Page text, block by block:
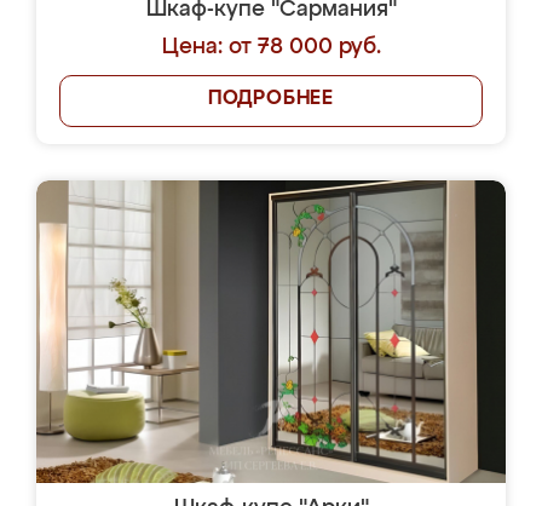
Шкаф-купе "Сармания"
Цена: от 78 000 руб.
ПОДРОБНЕЕ